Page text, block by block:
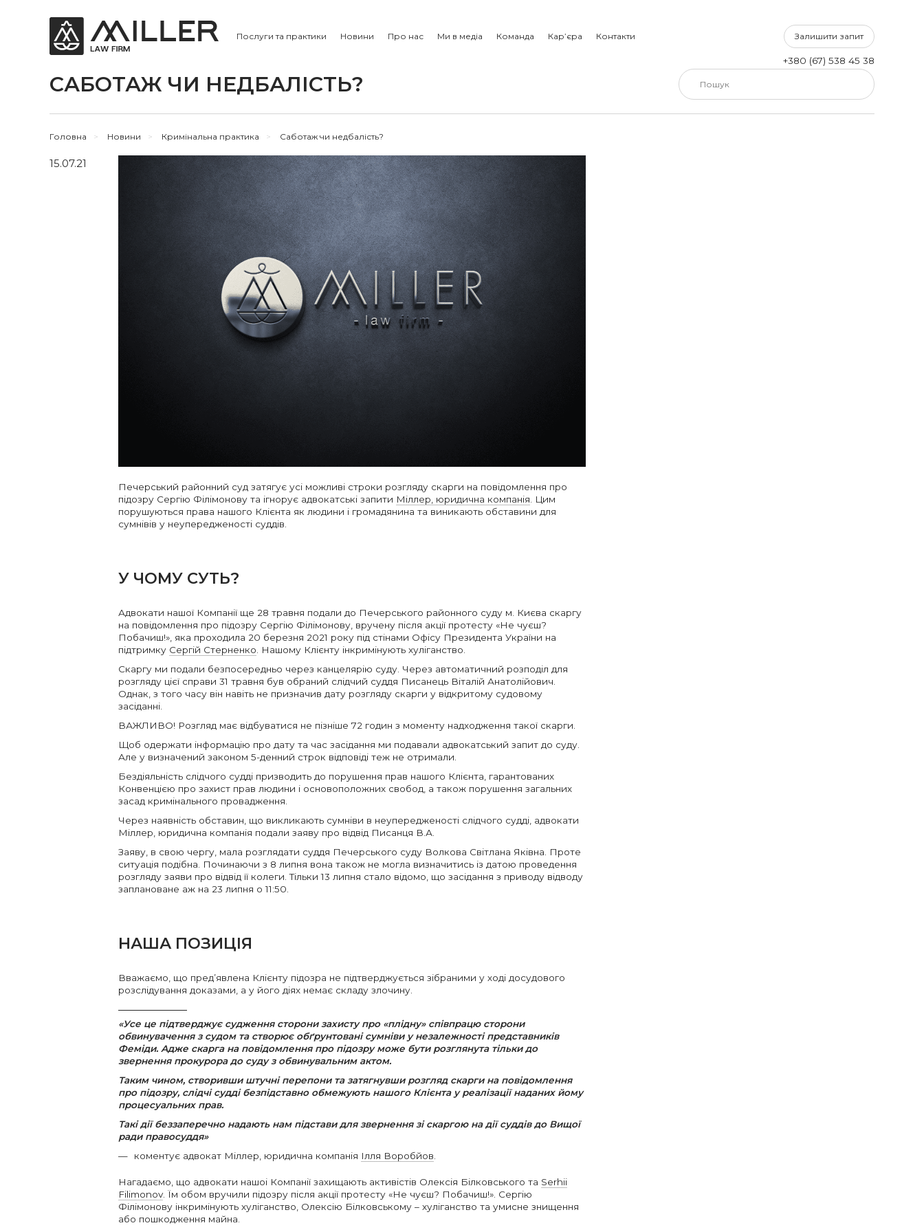
Послуги та практики Новини Про нас Ми в медіа Команда Кар’єра Контакти Залишити запит
+380 (67) 538 45 38
САБОТАЖ ЧИ НЕДБАЛІСТЬ?
Головна > Новини > Кримінальна практика > Саботаж чи недбалість?
15.07.21
Печерський районний суд затягує усі можливі строки розгляду скарги на повідомлення про
підозру Сергію Філімонову та ігнорує адвокатські запити Міллер, юридична компанія. Цим
порушуються права нашого Клієнта як людини і громадянина та виникають обставини для
сумнівів у неупередженості суддів.
У ЧОМУ СУТЬ?
Адвокати нашої Компанії ще 28 травня подали до Печерського районного суду м. Києва скаргу
на повідомлення про підозру Сергію Філімонову, вручену після акції протесту «Не чуєш?
Побачиш!», яка проходила 20 березня 2021 року під стінами Офісу Президента України на
підтримку Сергій Стерненко. Нашому Клієнту інкримінують хуліганство.
Скаргу ми подали безпосередньо через канцелярію суду. Через автоматичний розподіл для
розгляду цієї справи 31 травня був обраний слідчий суддя Писанець Віталій Анатолійович.
Однак, з того часу він навіть не призначив дату розгляду скарги у відкритому судовому
засіданні.
ВАЖЛИВО! Розгляд має відбуватися не пізніше 72 годин з моменту надходження такої скарги.
Щоб одержати інформацію про дату та час засідання ми подавали адвокатський запит до суду.
Але у визначений законом 5-денний строк відповіді теж не отримали.
Бездіяльність слідчого судді призводить до порушення прав нашого Клієнта, гарантованих
Конвенцією про захист прав людини і основоположних свобод, а також порушення загальних
засад кримінального провадження.
Через наявність обставин, що викликають сумніви в неупередженості слідчого судді, адвокати
Міллер, юридична компанія подали заяву про відвід Писанця В.А.
Заяву, в свою чергу, мала розглядати суддя Печерського суду Волкова Світлана Яківна. Проте
ситуація подібна. Починаючи з 8 липня вона також не могла визначитись із датою проведення
розгляду заяви про відвід її колеги. Тільки 13 липня стало відомо, ​що засідання з приводу відводу
заплановане аж на 23 липня о 11:50.
НАША ПОЗИЦІЯ
Вважаємо, що пред’явлена Клієнту підозра не підтверджується зібраними у ході досудового
розслідування доказами, а у його діях немає складу злочину.
«Усе це підтверджує судження сторони захисту про «плідну» співпрацю сторони
обвинувачення з судом та створює обґрунтовані сумніви у незалежності представників
Феміди. Адже скарга на повідомлення про підозру може бути розглянута тільки до
звернення прокурора до суду з обвинувальним актом.
Таким чином, створивши штучні перепони та затягнувши розгляд скарги на повідомлення
про підозру, слідчі судді безпідставно обмежують нашого Клієнта у реалізації наданих йому
процесуальних прав.
Такі дії беззаперечно надають нам підстави для звернення зі скаргою на дії суддів до Вищої
ради правосуддя»
коментує адвокат Міллер, юридична компанія Ілля Воробйов.
Нагадаємо, що адвокати нашоі Компанії захищають активістів Олексія Білковського та Serhii
Filimonov. Їм обом вручили підозру після акції протесту «Не чуєш? Побачиш!». Сергію
Філімонову інкримінують хуліганство, Олексію Білковському – хуліганство та умисне знищення
або пошкодження майна.